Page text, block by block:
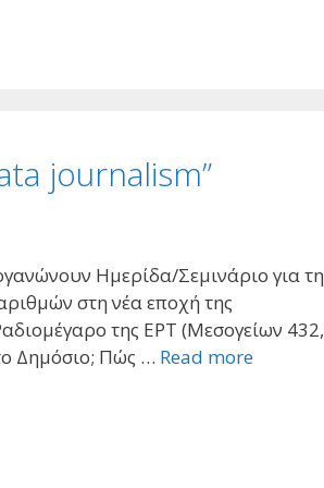
journalism”
Ημερίδα/Σεμινάριο για τη
στη νέα εποχή της
της ΕΡΤ (Μεσογείων 432,
Δημόσιο; Πώς … Read more